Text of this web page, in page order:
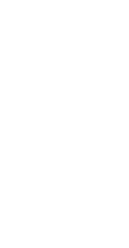
色
红
三、
研究
MB
离